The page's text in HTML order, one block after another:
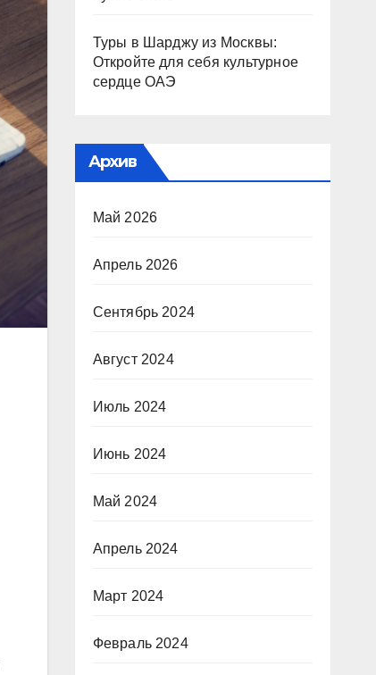
Туры в Шарджу из Москвы:
Откройте для себя культурное
сердце ОАЭ
Архив
Май 2026
Апрель 2026
Сентябрь 2024
Август 2024
Июль 2024
Июнь 2024
Май 2024
Апрель 2024
Март 2024
Февраль 2024